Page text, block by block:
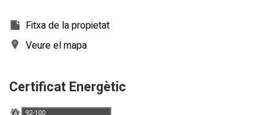
Fitxa de la propietat
Veure el mapa
Certificat Energètic
92-100